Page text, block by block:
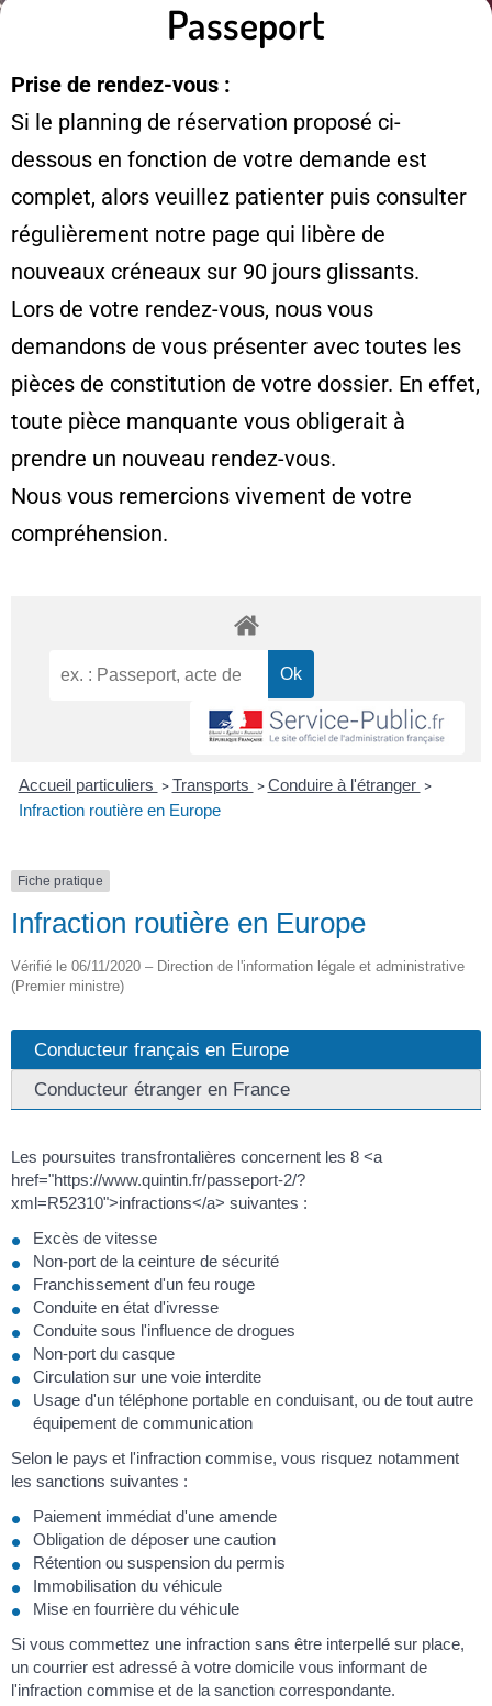
Passeport
Prise de rendez-vous :
Si le planning de réservation proposé ci-
dessous en fonction de votre demande est
complet, alors veuillez patienter puis consulter
régulièrement notre page qui libère de
nouveaux créneaux sur 90 jours glissants.
Lors de votre rendez-vous, nous vous
demandons de vous présenter avec toutes les
pièces de constitution de votre dossier. En effet,
toute pièce manquante vous obligerait à
prendre un nouveau rendez-vous.
Nous vous remercions vivement de votre
compréhension.
Accueil particuliers > Transports > Conduire à l'étranger >
Infraction routière en Europe
Fiche pratique
Infraction routière en Europe
Vérifié le 06/11/2020 – Direction de l'information légale et administrative
(Premier ministre)
Conducteur français en Europe
Conducteur étranger en France
Les poursuites transfrontalières concernent les 8 <a
href="https://www.quintin.fr/passeport-2/?
xml=R52310">infractions</a> suivantes :
Excès de vitesse
Non-port de la ceinture de sécurité
Franchissement d'un feu rouge
Conduite en état d'ivresse
Conduite sous l'influence de drogues
Non-port du casque
Circulation sur une voie interdite
Usage d'un téléphone portable en conduisant, ou de tout autre
équipement de communication
Selon le pays et l'infraction commise, vous risquez notamment
les sanctions suivantes :
Paiement immédiat d'une amende
Obligation de déposer une caution
Rétention ou suspension du permis
Immobilisation du véhicule
Mise en fourrière du véhicule
Si vous commettez une infraction sans être interpellé sur place,
un courrier est adressé à votre domicile vous informant de
l'infraction commise et de la sanction correspondante.